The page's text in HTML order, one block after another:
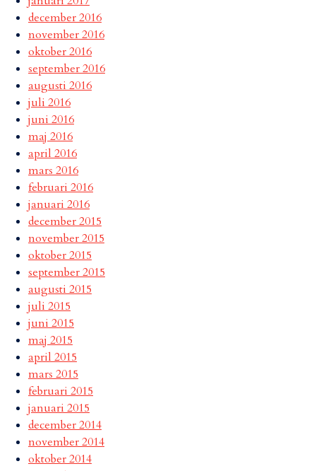
december 2016
november 2016
oktober 2016
september 2016
augusti 2016
juli 2016
juni 2016
maj 2016
april 2016
mars 2016
februari 2016
januari 2016
december 2015
november 2015
oktober 2015
september 2015
augusti 2015
juli 2015
juni 2015
maj 2015
april 2015
mars 2015
februari 2015
januari 2015
december 2014
november 2014
oktober 2014